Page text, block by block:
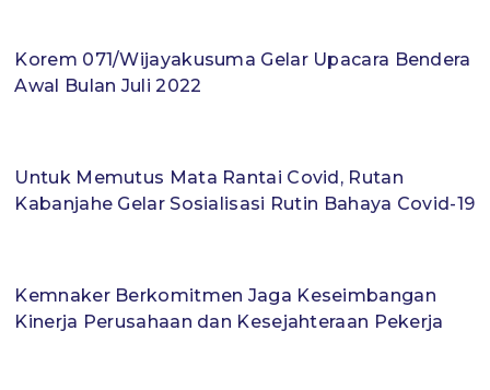
Korem 071/Wijayakusuma Gelar Upacara Bendera
Awal Bulan Juli 2022
Untuk Memutus Mata Rantai Covid, Rutan
Kabanjahe Gelar Sosialisasi Rutin Bahaya Covid-19
Kemnaker Berkomitmen Jaga Keseimbangan
Kinerja Perusahaan dan Kesejahteraan Pekerja